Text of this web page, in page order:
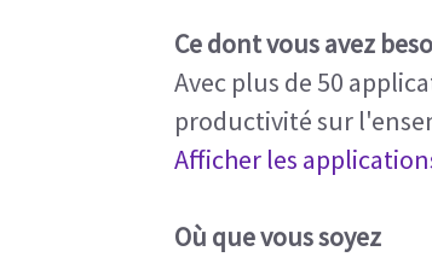
Ce dont vous avez
Avec plus de 50
productivité sur
Afficher les
Où que vous soyez